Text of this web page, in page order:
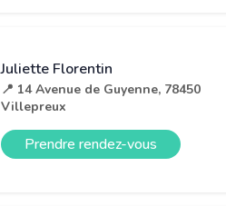
Juliette Florentin
📍 14 Avenue de Guyenne, 78450
Villepreux
Prendre rendez-vous